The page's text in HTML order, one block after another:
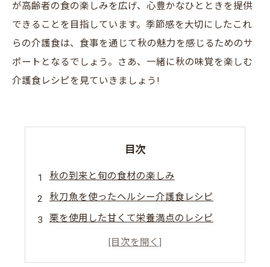
が高齢者の食の楽しみを広げ、心豊かなひとときを提供
できることを目指しています。季節感を大切にしたこれ
らの介護食は、食事を通じて秋の魅力を感じるためのサ
ポートとなるでしょう。さあ、一緒に秋の味覚を楽しむ
介護食レシピを見ていきましょう!
目次
秋の到来と旬の食材の楽しみ
秋刀魚を使ったヘルシー介護食レシピ
栗を使用した甘くて栄養満点のレシピ
さつまいもを使ったスイーツレシピの提案
家族で楽しむ秋のテーブル作り